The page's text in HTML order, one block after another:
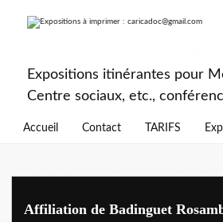
Expositions itinérantes pour
Centre sociaux, etc.,
Accueil Contact TARIFS
Affiliation de Badinguet